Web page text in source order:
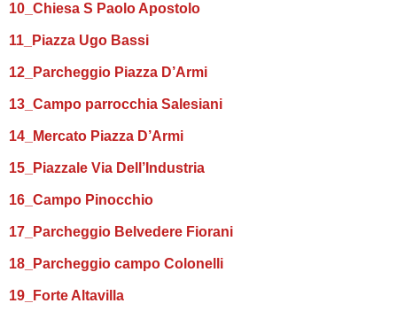
10_Chiesa S Paolo Apostolo
11_Piazza Ugo Bassi
12_Parcheggio Piazza D’Armi
13_Campo parrocchia Salesiani
14_Mercato Piazza D’Armi
15_Piazzale Via Dell’Industria
16_Campo Pinocchio
17_Parcheggio Belvedere Fiorani
18_Parcheggio campo Colonelli
19_Forte Altavilla